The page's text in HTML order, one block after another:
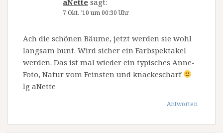
7 Okt. ’10 um 00:30 Uhr
Ach die schönen Bäume, jetzt werden sie wohl
langsam bunt. Wird sicher ein Farbspektakel
werden. Das ist mal wieder ein typisches Anne-
Foto, Natur vom Feinsten und knackescharf
lg aNette
Antworten